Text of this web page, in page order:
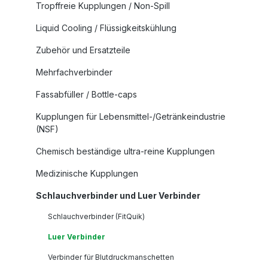
Tropffreie Kupplungen / Non-Spill
Liquid Cooling / Flüssigkeitskühlung
Zubehör und Ersatzteile
Mehrfachverbinder
Fassabfüller / Bottle-caps
Kupplungen für Lebensmittel-/Getränkeindustrie
(NSF)
Chemisch beständige ultra-reine Kupplungen
Medizinische Kupplungen
Schlauchverbinder und Luer Verbinder
Schlauchverbinder (FitQuik)
Luer Verbinder
Verbinder für Blutdruckmanschetten